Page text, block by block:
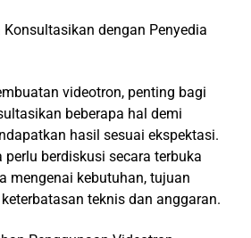
dengan Penyedia
videotron, penting bagi
beberapa hal demi
hasil sesuai ekspektasi.
perlu berdiskusi secara terbuka
mengenai kebutuhan, tujuan
teknis dan anggaran.